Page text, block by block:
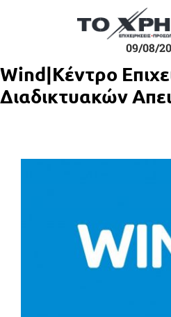
09/08/
Wind|Κέντρο
Διαδικτυακών